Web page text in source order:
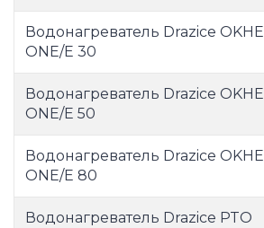
Водонагреватель Drazice OKHE
ONE/E 30
Водонагреватель Drazice OKHE
ONE/E 50
Водонагреватель Drazice OKHE
ONE/E 80
Водонагреватель Drazice PTO